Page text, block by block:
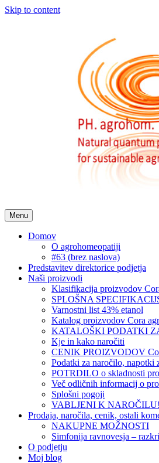
Skip to content
Menu
Domov
O agrohomeopatiji
#63 (brez naslova)
Predstavitev direktorice podjetja
Naši proizvodi
Klasifikacija proizvodov
SPLOŠNA
Varnostni list 43% etanol
Katalog proizvodov Cora
KATALOŠKI PODATKI
Kje in kako naročiti
CENIK PROIZVODOV
Podatki za naročilo, napotki
POTRDILO o skladnosti
Več odličnih informacij o
Splošni pogoji
VABLJENI K NAROČILU!
Prodaja, naročila, cenik, ostali
NAKUPNE MOŽNOSTI
Simfonija ravnovesja –
O podjetju
Moj blog